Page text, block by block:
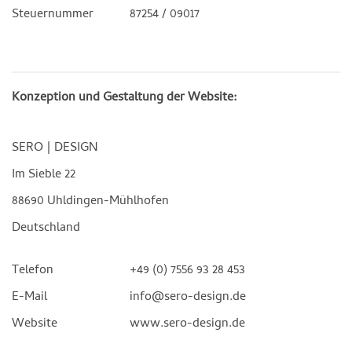
Steuernummer
87254 / 09017
Konzeption und Gestaltung der Website:
SERO | DESIGN
Im Sieble 22
88690 Uhldingen-Mühlhofen
Deutschland
Telefon
+49 (0) 7556 93 28 453
E-Mail
info@sero-design.de
Website
www.sero-design.de